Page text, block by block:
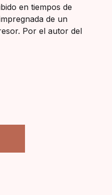
en tiempos de
de un
Por el autor del